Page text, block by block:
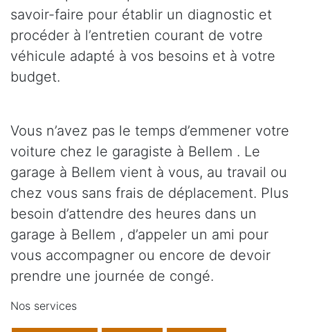
savoir-faire pour établir un diagnostic et
procéder à l’entretien courant de votre
véhicule adapté à vos besoins et à votre
budget.
Vous n’avez pas le temps d’emmener votre
voiture chez le garagiste à Bellem . Le
garage à Bellem vient à vous, au travail ou
chez vous sans frais de déplacement. Plus
besoin d’attendre des heures dans un
garage à Bellem , d’appeler un ami pour
vous accompagner ou encore de devoir
prendre une journée de congé.
Nos services